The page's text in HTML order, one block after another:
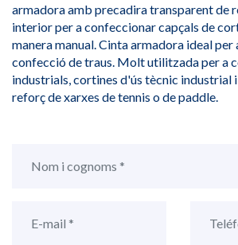
armadora amb precadira transparent de
interior per a confeccionar capçals de
manera manual. Cinta armadora ideal per
confecció de traus. Molt utilitzada per a
industrials, cortines d'ús tècnic industrial
reforç de xarxes de tennis o de paddle.